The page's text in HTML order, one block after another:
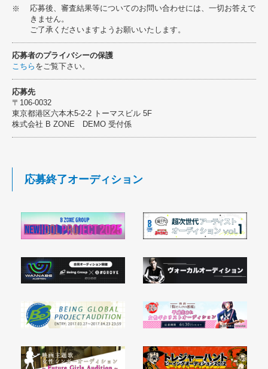
応募後、審査結果等についてのお問い合わせには、一切お答えで
きません。
ご了承くださいますようお願いいたします。
応募者のプライバシーの保護
こちら をご覧下さい。
応募先
〒106-0032
東京都港区六本木5-2-2 トーマスビル 5F
株式会社 B ZONE DEMO 受付係
応募終了オーディション